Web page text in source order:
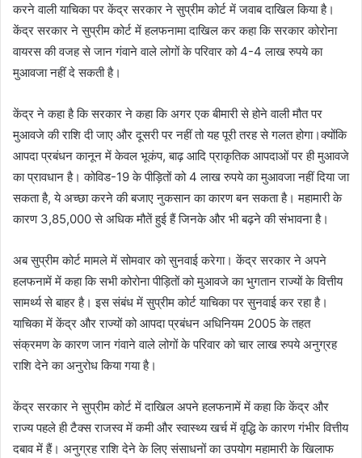
करने वाली याचिका पर केंद्र सरकार ने सुप्रीम कोर्ट में जवाब दाखिल किया है।
केंद्र सरकार ने सुप्रीम कोर्ट में हलफनामा दाखिल कर कहा कि सरकार कोरोना
वायरस की वजह से जान गंवाने वाले लोगों के परिवार को 4-4 लाख रुपये का
मुआवजा नहीं दे सकती है।
केंद्र ने कहा है कि सरकार ने कहा कि अगर एक बीमारी से होने वाली मौत पर
मुआवजे की राशि दी जाए और दूसरी पर नहीं तो यह पूरी तरह से गलत होगा।क्योंकि
आपदा प्रबंधन कानून में केवल भूकंप, बाढ़ आदि प्राकृतिक आपदाओं पर ही मुआवजे
का प्रावधान है। कोविड-19 के पीड़ितों को 4 लाख रुपये का मुआवजा नहीं दिया जा
सकता है, ये अच्छा करने की बजाए नुकसान का कारण बन सकता है। महामारी के
कारण 3,85,000 से अधिक मौतें हुई हैं जिनके और भी बढ़ने की संभावना है।
अब सुप्रीम कोर्ट मामले में सोमवार को सुनवाई करेगा। केंद्र सरकार ने अपने
हलफनामें में कहा कि सभी कोरोना पीड़ितों को मुआवजे का भुगतान राज्यों के वित्तीय
सामर्थ्य से बाहर है। इस संबंध में सुप्रीम कोर्ट याचिका पर सुनवाई कर रहा है।
याचिका में केंद्र और राज्यों को आपदा प्रबंधन अधिनियम 2005 के तहत
संक्रमण के कारण जान गंवाने वाले लोगों के परिवार को चार लाख रुपये अनुग्रह
राशि देने का अनुरोध किया गया है।
केंद्र सरकार ने सुप्रीम कोर्ट में दाखिल अपने हलफनामें में कहा कि केंद्र और
राज्य पहले ही टैक्स राजस्व में कमी और स्वास्थ्य खर्च में वृद्धि के कारण गंभीर वित्तीय
दबाव में हैं। अनुग्रह राशि देने के लिए संसाधनों का उपयोग महामारी के खिलाफ